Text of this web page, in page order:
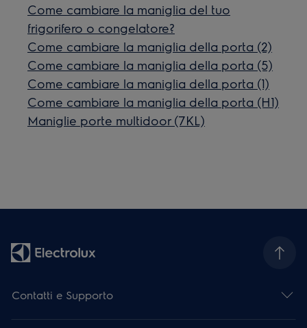
Come cambiare la maniglia del tuo
frigorifero o congelatore?
Come cambiare la maniglia della porta (2)
Come cambiare la maniglia della porta (5)
Come cambiare la maniglia della porta (1)
Come cambiare la maniglia della porta (H1)
Maniglie porte multidoor (7KL)
Contatti e Supporto